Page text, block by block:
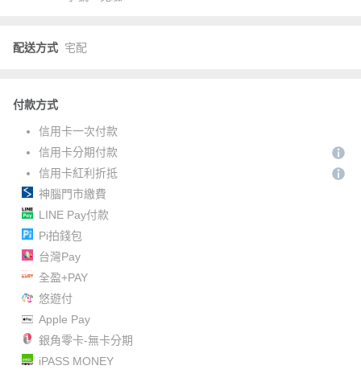
配送方式 宅配
付款方式
信用卡一次付款
信用卡分期付款
信用卡紅利折抵
神腦門市繳費
LINE Pay付款
Pi拍錢包
台灣Pay
全盈+PAY
悠遊付
Apple Pay
銀角零卡-無卡分期
iPASS MONEY